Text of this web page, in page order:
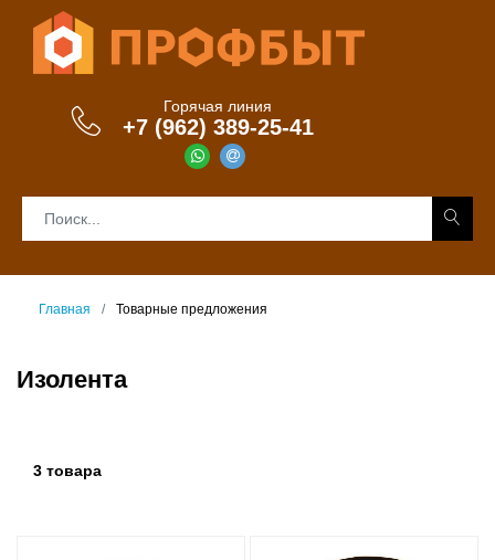
Горячая линия
+7 (962) 389-25-41
Главная Товарные предложения
Изолента
3 товара